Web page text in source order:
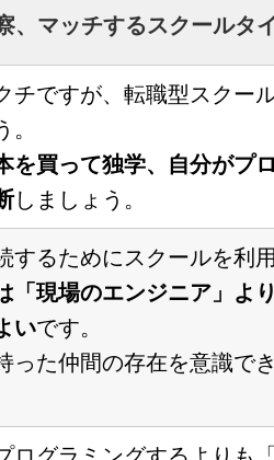
、マッチするスクールタ
チですが、転職型スクー
を買って独学、自分がプ
しましょう。
するためにスクールを利
「現場のエンジニア」よ
いです。
った仲間の存在を意識で